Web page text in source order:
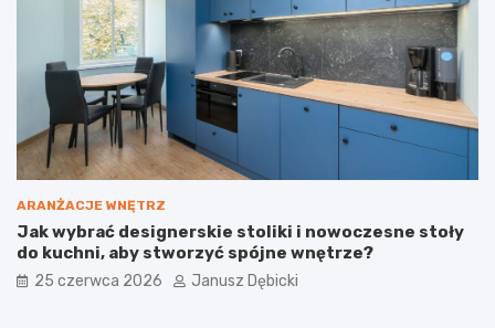
k
z
b
u
d
l
e
:
D
l
ARANŻACJE WNĘTRZ
Jak wybrać designerskie stoliki i nowoczesne stoły
do kuchni, aby stworzyć spójne wnętrze?
25 czerwca 2026 Janusz Dębicki